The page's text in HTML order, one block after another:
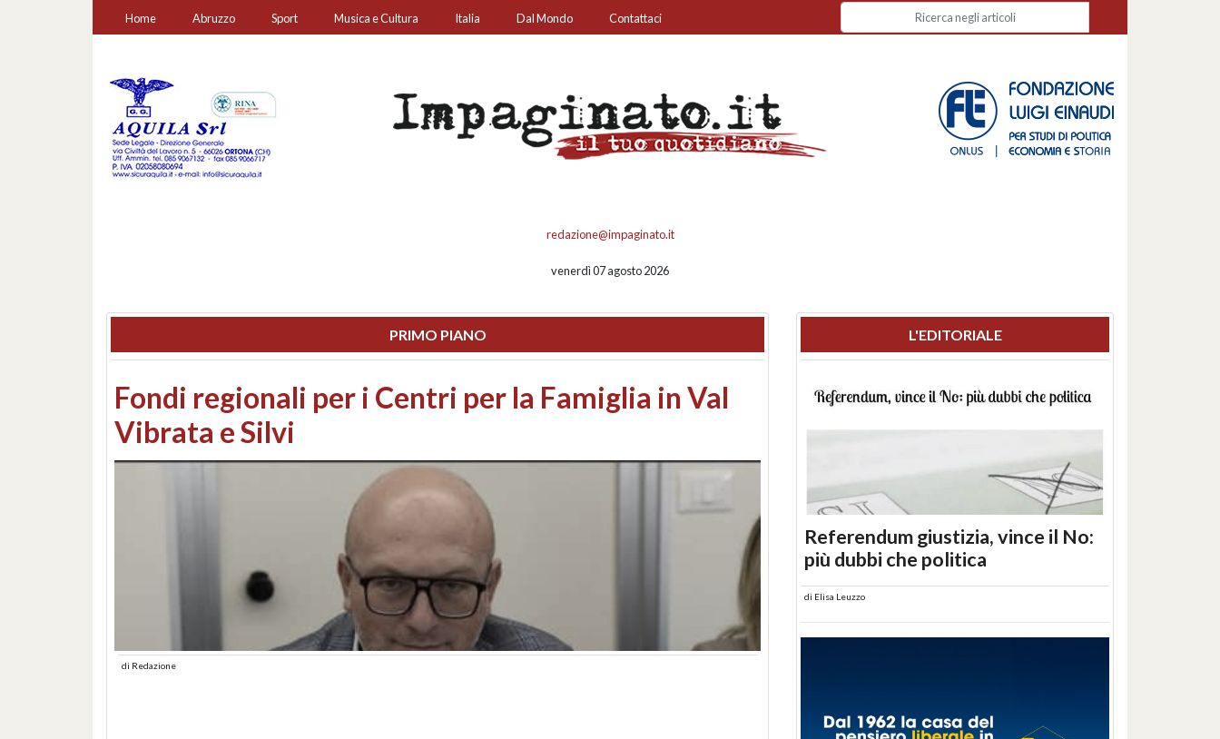
Home Abruzzo Sport Musica e Cultura Italia Dal Mondo Contattaci
redazione@impaginato.it
venerdì 07 agosto 2026
PRIMO PIANO
Montesilvano, sequestrato un chiosco sul
lungomare: contestati abusi edilizi e occupazione
abusiva
L'EDITORIALE
Referendum giustizia, vince il No:
più dubbi che politica
di Elisa Leuzzo